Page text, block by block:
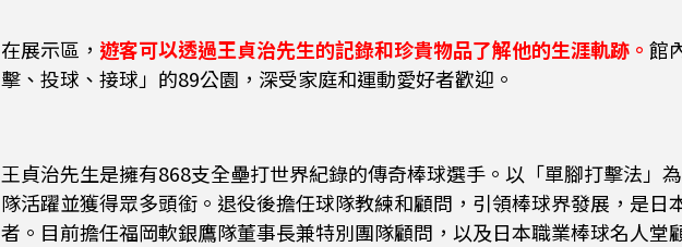
在展示區， 遊客可以透過王貞治先生的記錄和珍貴物品了解他的生涯軌跡。 館
擊、投球、接球」的89公園，深受家庭和運動愛好者歡迎。
王貞治先生是擁有868支全壘打世界紀錄的傳奇棒球選手。以「單腳打擊法」
隊活躍並獲得眾多頭銜。退役後擔任球隊教練和顧問，引領棒球界發展，是日
者。目前擔任福岡軟銀鷹隊董事長兼特別團隊顧問，以及日本職業棒球名人堂